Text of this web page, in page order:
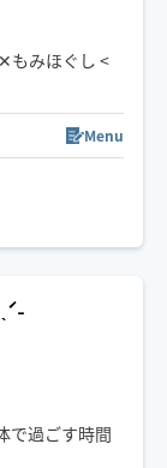
い体が、ふん
Menu
で過ごす時間